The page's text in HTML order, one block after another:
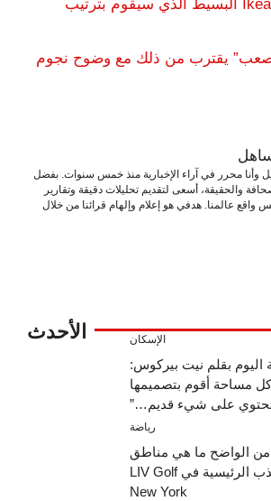
اختراق Ikea Billy البسيط الذي سيقوم بترتيب
يقترب من ذلك مع وضوح نجوم
وأنا محرر في آراء الإخبارية منذ خمس سنوات. بفضل
والحقيقة، أسعى لتقديم تحليلات دقيقة وتقارير
واقع عالمنا. هدفي هو إعلام وإلهام قرائنا من خلال
الأحدث الإسكان
اليوم بقلم نيت بيركوس:
مساحة أقوم بتصميمها
على شيء قديم…”
رياضة
من الواضح ما هي مناطق
الجذب الرئيسية في LIV Golf
New York